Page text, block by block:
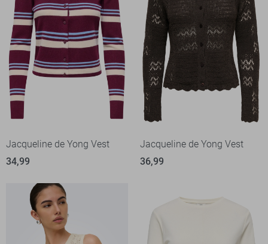
Jacqueline de Yong Vest
34,99
Jacqueline de Yong Vest
36,99